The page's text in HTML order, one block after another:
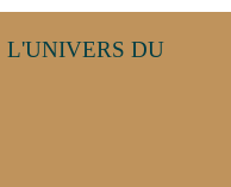
L'UNIVERS DU